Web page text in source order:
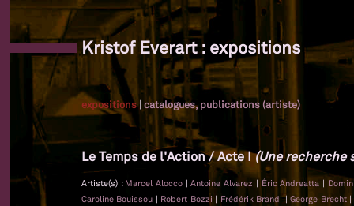
Kristof Everart : expositions
expositions|catalogues, publications (artiste)
Le Temps de l'Action / Acte I(Une recherche
Artiste(s) : Marcel Alocco |Antoine Alvarez | Éric Andreatta |
Caroline Bouissou | Robert Bozzi | Frédérik Brandi|George Brecht |